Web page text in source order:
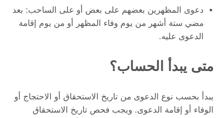
دعوى المظهرين بعضهم على بعض أو على الساحب: بعد
مضي ستة أشهر من يوم وفاء المظهر أو من يوم إقامة
الدعوى عليه.
متى يبدأ الحساب؟
يبدأ بحسب نوع الدعوى من تاريخ الاستحقاق أو الاحتجاج أو
الوفاء أو إقامة الدعوى. ويجب فحص تاريخ الاستحقاق